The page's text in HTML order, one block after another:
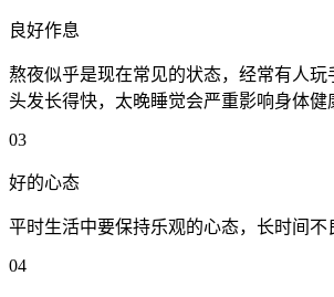
良好作息
熬夜似乎是现在常见的状态，经常有人
头发长得快，太晚睡觉会严重影响身体健
03
好的心态
平时生活中要保持乐观的心态，长时间
04